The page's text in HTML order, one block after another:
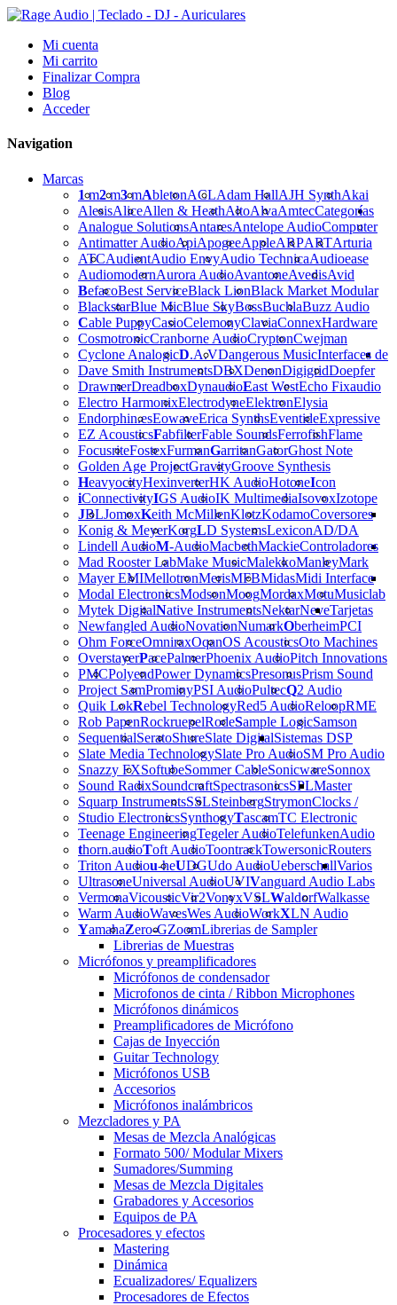
Mi cuenta
Mi carrito
Finalizar Compra
Blog
Acceder
Navigation
Marcas
1m2m3mAbletonACLAdam HallAJH SynthAkai
AlesisAliceAllen & HeathAltoAlvaAmtec
Analogue SolutionsAntaresAntelope Audio
Antimatter AudioApiApogeeAppleARPARTArturia
ATCAudientAudio EnvyAudio TechnicaAudioease
AudiomodernAurora AudioAvantoneAvedisAvid
BefacoBest ServiceBlack LionBlack Market Modular
BlackstarBlue MicBlue SkyBossBuchlaBuzz Audio
Cable PuppyCasioCelemonyClaviaConnex
CosmotronicCranborne AudioCryptonCwejman
Cyclone AnalogicD.A.VDangerous Music
Dave Smith InstrumentsDBXDenonDigigridDoepfer
DrawmerDreadboxDynaudioEast WestEcho Fix
Electro HarmonixElectrodyneElektronElysia
Endorphin.esEowaveErica SynthsEventideExpressive
EZ AcousticsFabfilterFable SoundsFerrofishFlame
FocusriteFostexFurmanGarritanGatorGhost Note
Golden Age ProjectGravityGroove Synthesis
HeavyocityHexinverterHK AudioHotoneIcon
iConnectivityIGS AudioIK MultimediaIsovoxIzotope
JBLJomoxKeith McMillenKlotzKodamo
Konig & MeyerKorgLD SystemsLexicon
Lindell AudioM-AudioMacbethMackie
Mad Rooster LabMake MusicMalekkoManleyMark
Mayer EMIMellotronMerisMFBMidas
Modal ElectronicsModsonMoogMordaxMotuMusiclab
Mytek DigitalNative InstrumentsNektarNeve
Newfangled AudioNovationNumarkOberheim
Ohm ForceOmniraxOqanOS AcousticsOto Machines
OverstayerPacePalmerPhoenix AudioPitch Innovations
PMCPolyendPower DynamicsPresonusPrism Sound
Project SamProminyPSI AudioPultecQ2 Audio
Quik LokRebel TechnologyRed5 AudioReloopRME
Rob PapenRockruepelRodeSample LogicSamson
SequentialSeratoShureSlate Digital
Slate Media TechnologySlate Pro AudioSM Pro Audio
Snazzy FXSoftubeSommer CableSonicwareSonnox
Sound RadixSoundcraftSpectrasonicsSPL
Squarp InstrumentsSSLSteinbergStrymon
Studio ElectronicsSynthogyTascamTC Electronic
Teenage EngineeringTegeler AudioTelefunken
thorn.audioToft AudioToontrackTowersonic
Triton Audiou-heUDGUdo AudioUeberschall
UltrasoneUniversal AudioUVIVanguard Audio Labs
VermonaVicousticVir2VonyxVSLWaldorfWalkasse
Warm AudioWavesWes AudioWorkXLN Audio
YamahaZero-GZoom
Categorías
Computer
Hardware
Interfaces de
audio
Coversores
AD/DA
Controladores
Midi Interface
Tarjetas
PCI
Sistemas DSP
Master
Clocks /
Audio
Routers
Varios
Librerias de Sampler
Librerias de Muestras
Micrófonos y preamplificadores
Micrófonos de condensador
Microfonos de cinta / Ribbon Microphones
Micrófonos dinámicos
Preamplificadores de Micrófono
Cajas de Inyección
Guitar Technology
Micrófonos USB
Accesorios
Micrófonos inalámbricos
Mezcladores y PA
Mesas de Mezcla Analógicas
Formato 500/ Modular Mixers
Sumadores/Summing
Mesas de Mezcla Digitales
Grabadores y Accesorios
Equipos de PA
Procesadores y efectos
Mastering
Dinámica
Ecualizadores/ Equalizers
Procesadores de Efectos